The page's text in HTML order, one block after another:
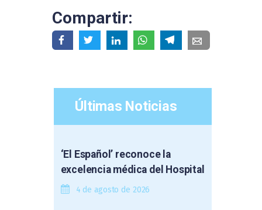
Compartir:
Últimas Noticias
‘El Español’ reconoce la
excelencia médica del Hospital
4 de agosto de 2026